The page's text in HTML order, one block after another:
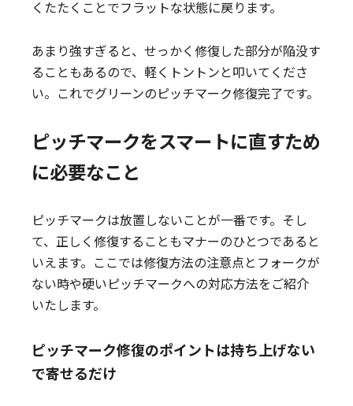
くたたくことでフラットな状態に戻ります。
あまり強すぎると、せっかく修復した部分が陥没す
ることもあるので、軽くトントンと叩いてくださ
い。これでグリーンのピッチマーク修復完了です。
ピッチマークをスマートに直すため
に必要なこと
ピッチマークは放置しないことが一番です。そし
て、正しく修復することもマナーのひとつであると
いえます。ここでは修復方法の注意点とフォークが
ない時や硬いピッチマークへの対応方法をご紹介
いたします。
ピッチマーク修復のポイントは持ち上げない
で寄せるだけ